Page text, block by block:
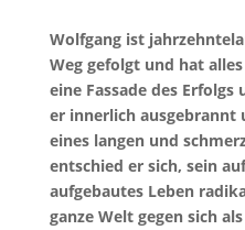
Wolfgang ist
Weg gefolgt und hat
eine Fassade des
er innerlich ausgebrannt
eines langen und
entschied er sich, sein
aufgebautes Leben
ganze Welt gegen sich